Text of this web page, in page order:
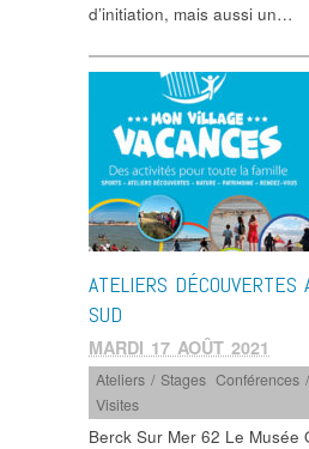
d’initiation, mais aussi un…
ATELIERS DÉCOUVERTES
SUD
MARDI 17 AOÛT 2021
Ateliers / Stages ,Conférences
Visites
Berck Sur Mer 62 Le Musée